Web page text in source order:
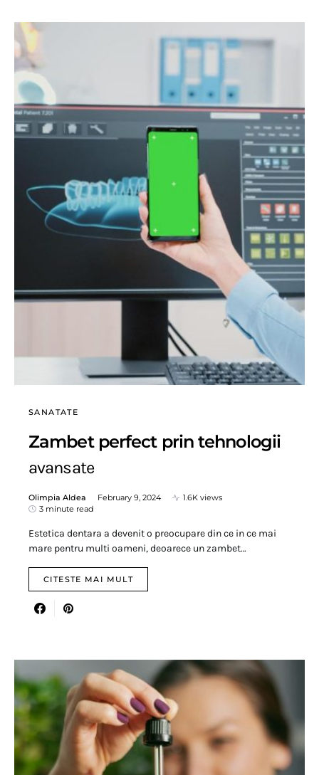
SANATATE
Zambet perfect prin tehnologii
avansate
Olimpia Aldea February 9, 2024
1.6K views
3 minute read
Estetica dentara a devenit o preocupare din ce in ce mai
mare pentru multi oameni, deoarece un zambet…
CITESTE MAI MULT